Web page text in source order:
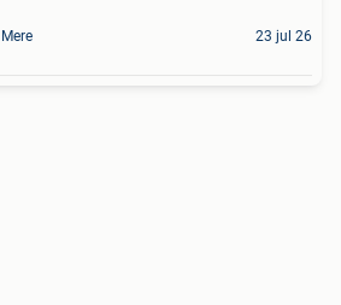
Mere 23 jul 26